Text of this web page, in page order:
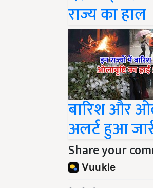
बारिश और
अलर्ट हुआ
Share your